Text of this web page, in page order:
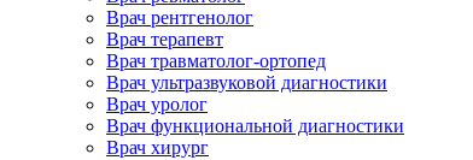
Врач рентгенолог
Врач терапевт
Врач травматолог-ортопед
Врач ультразвуковой диагностики
Врач уролог
Врач функциональной диагностики
Врач хирург